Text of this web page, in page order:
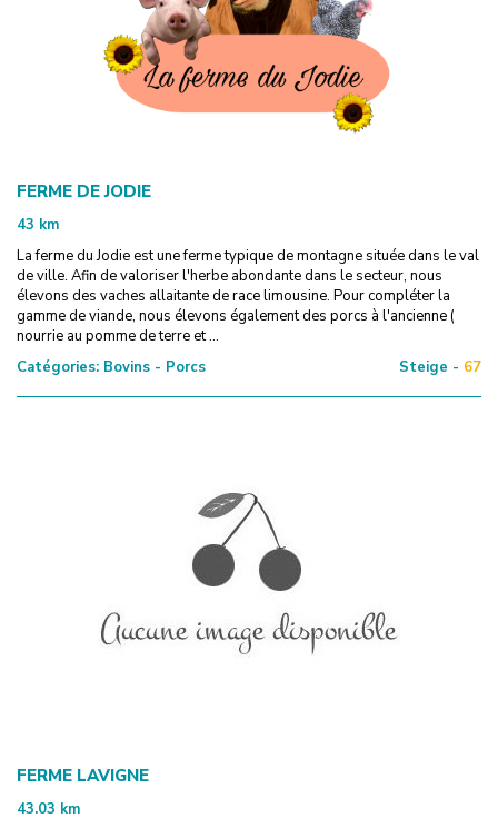
FERME DE JODIE
43 km
La ferme du Jodie est une ferme typique de montagne située dans le val
de ville. Afin de valoriser l'herbe abondante dans le secteur, nous
élevons des vaches allaitante de race limousine. Pour compléter la
gamme de viande, nous élevons également des porcs à l'ancienne (
nourrie au pomme de terre et ...
Catégories: Bovins - Porcs Steige - 67
FERME LAVIGNE
43.03 km